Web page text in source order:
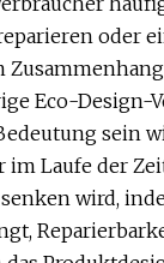
oder
Eco-Design-
sein
im Laufe der
wird,